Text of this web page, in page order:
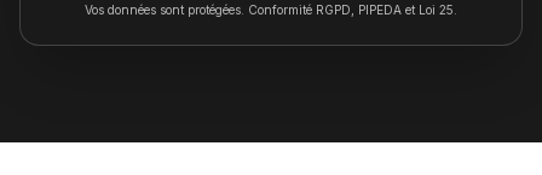
Vos données sont protégées. Conformité RGPD, PIPEDA et Loi 25.